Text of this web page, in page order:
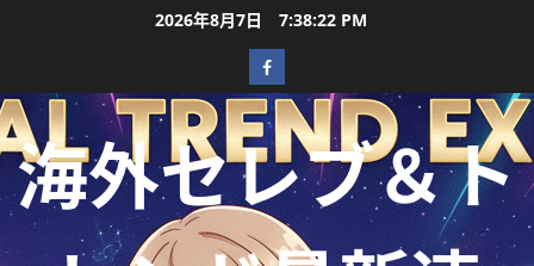
2026年8月7日 7:38:24 PM
海外セレブ＆ト